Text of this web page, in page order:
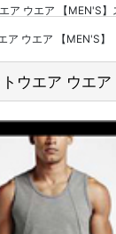
ウエア 【MEN'S
ウエア 【MEN'S】
エア ウエア